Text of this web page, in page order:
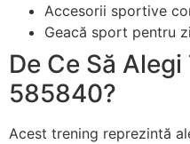
Accesorii sportive
Geacă sport pentru
De Ce Să
585840?
Acest trening reprezintă